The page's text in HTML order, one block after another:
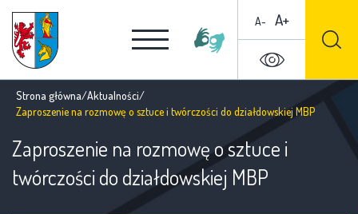
A- A+
Strona główna/Aktualności/
Zaproszenie na rozmowę o sztuce i twórczości do działdowskiej MBP
Zaproszenie na rozmowę o sztuce i
twórczości do działdowskiej MBP